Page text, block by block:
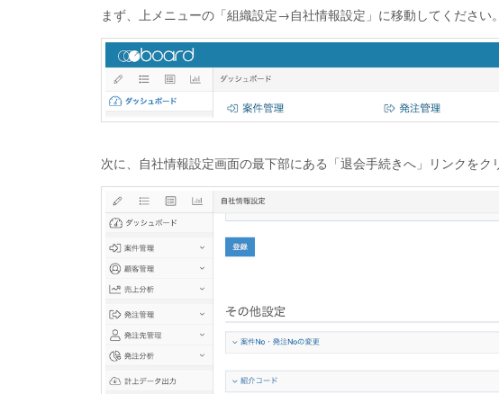
まず、上メニューの「組織設定→自社情報設定」に移動してください。
次に、自社情報設定画面の最下部にある「退会手続きへ」リンクをク